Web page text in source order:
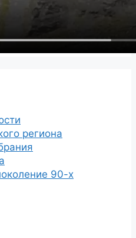
региона
90-х